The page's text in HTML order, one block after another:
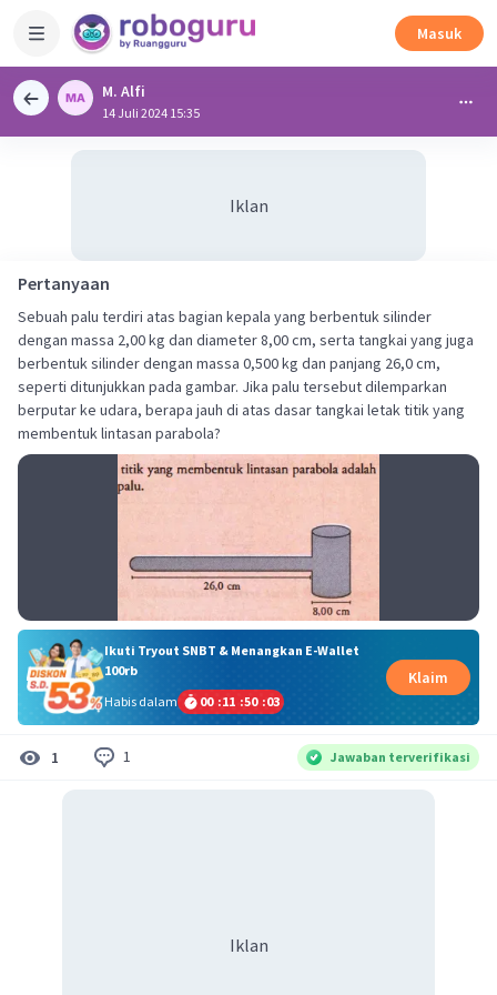
Masuk
M. Alfi
14 Juli 2024 15:35
Iklan
Pertanyaan
Sebuah palu terdiri atas bagian kepala yang berbentuk silinder
dengan massa 2,00 kg dan diameter 8,00 cm, serta tangkai yang juga
berbentuk silinder dengan massa 0,500 kg dan panjang 26,0 cm,
seperti ditunjukkan pada gambar. Jika palu tersebut dilemparkan
berputar ke udara, berapa jauh di atas dasar tangkai letak titik yang
membentuk lintasan parabola?
Ikuti Tryout SNBT & Menangkan E-Wallet
100rb
Habis dalam
00 :11 :50 :03
Klaim
1 1 Jawaban terverifikasi
Iklan